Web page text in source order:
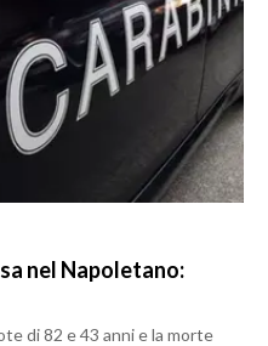
nel Napoletano:
di 82 e 43 anni e la morte